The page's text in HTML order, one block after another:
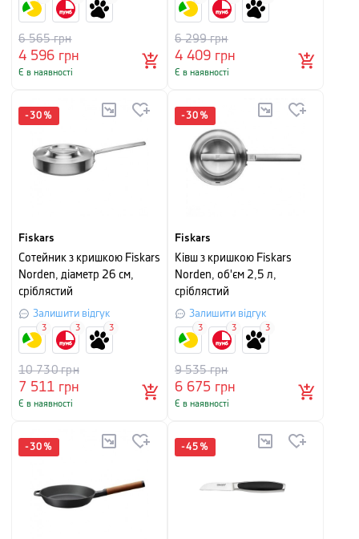
4 596 грн
6 565грн
Є в наявності
4 409 грн
6 299грн
Є в наявності
-30 %
Fiskars
Сотейник з кришкою Fiskars
Norden, діаметр 26 см,
сріблястий
Залишити відгук
7 511 грн
10 730грн
Є в наявності
3 3 3
-30 %
Fiskars
Ківш з кришкою Fiskars
Norden, об'єм 2,5 л,
сріблястий
Залишити відгук
6 675 грн
9 535грн
Є в наявності
3 3 3
-30 % -45 %